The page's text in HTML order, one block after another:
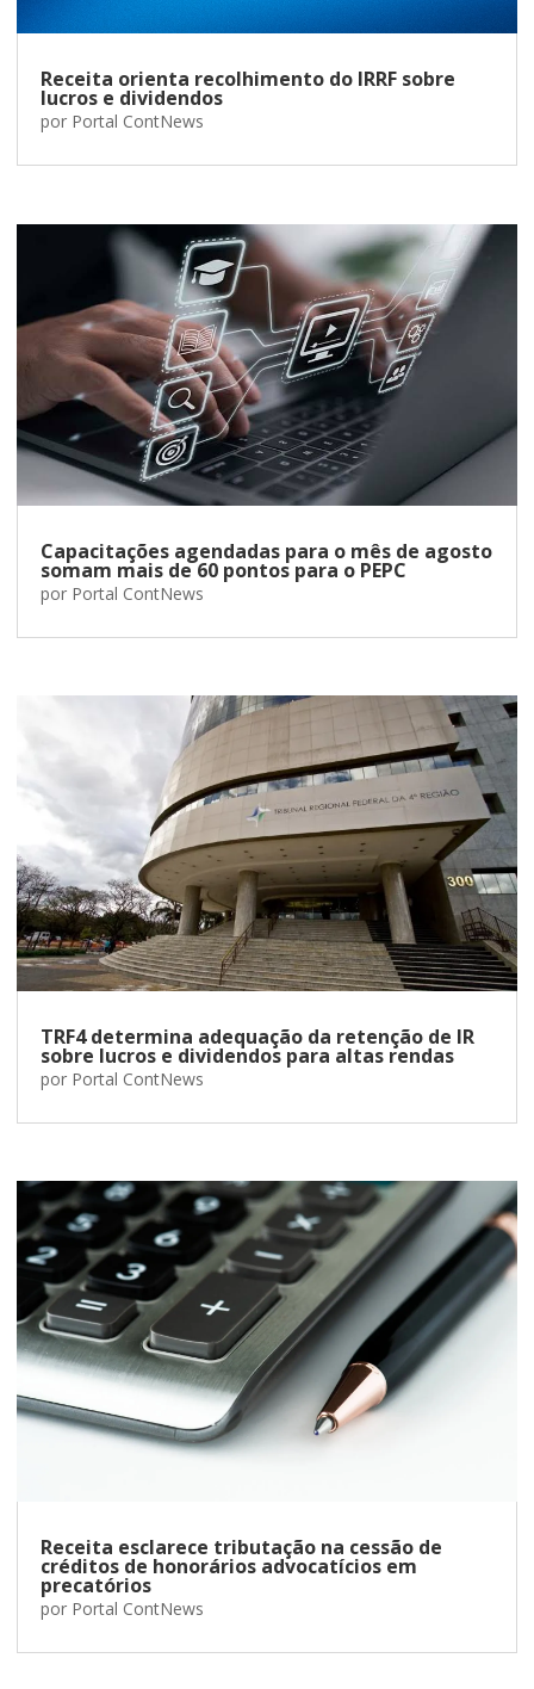
Receita orienta recolhimento do IRRF sobre
lucros e dividendos
por Portal ContNews
Capacitações agendadas para o mês de agosto
somam mais de 60 pontos para o PEPC
por Portal ContNews
TRF4 determina adequação da retenção de IR
sobre lucros e dividendos para altas rendas
por Portal ContNews
Receita esclarece tributação na cessão de
créditos de honorários advocatícios em
precatórios
por Portal ContNews